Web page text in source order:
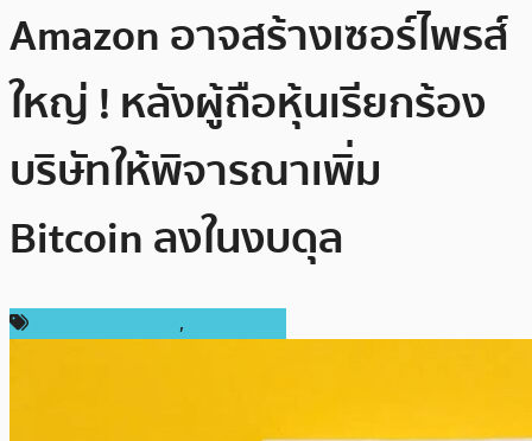
Amazon อาจสร้างเซอร์ไพรส์
ใหญ่ ! หลังผู้ถือหุ้นเรียกร้อง
บริษัทให้พิจารณาเพิ่ม
Bitcoin ลงในงบดุล
,